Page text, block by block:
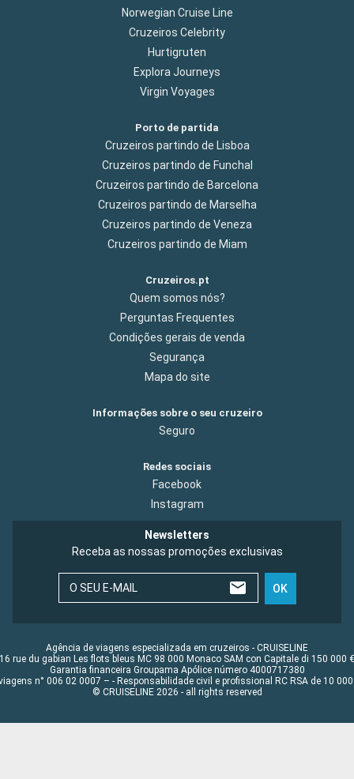
Norwegian Cruise Line
Cruzeiros Celebrity
Hurtigruten
Explora Journeys
Virgin Voyages
Porto de partida
Cruzeiros partindo de Lisboa
Cruzeiros partindo de Funchal
Cruzeiros partindo de Barcelona
Cruzeiros partindo de Marselha
Cruzeiros partindo de Veneza
Cruzeiros partindo de Miam
Cruzeiros.pt
Quem somos nós?
Perguntas Frequentes
Condições gerais de venda
Segurança
Mapa do site
Informações sobre o seu cruzeiro
Seguro
Redes sociais
Facebook
Instagram
Newsletters
Receba as nossas promoções exclusivas
O SEU E-MAIL OK
Agência de viagens especializada em cruzeiros - CRUISELINE
16 rue du gabian Les flots bleus MC 98 000 Monaco SAM con Capitale di 150 000 €
Garantia financeira Groupama Apólice número 4000717380
n° 006 02 0007 – - Responsabilidade civil e profissional RC RSA de 10 000
© CRUISELINE 2026 - all rights reserved